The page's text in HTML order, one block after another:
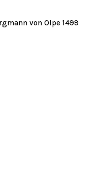
von Olpe 1499